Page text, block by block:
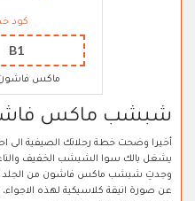
كود
B1
ماكس
شبشب ماكس
أخيرا وضحت خطة رحلاتك الصيفية الى
يشغل بالك سوا الشبشب الخفيف
وجدتِ شبشب ماكس فاشون من الجلد
عن صورة انيقة كلاسيكية لهذه